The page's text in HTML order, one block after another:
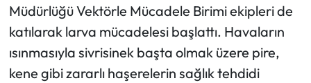
Müdürlüğü Vektörle Mücadele Birimi ekipleri de
katılarak larva mücadelesi başlattı. Havaların
ısınmasıyla sivrisinek başta olmak üzere pire,
kene gibi zararlı haşerelerin sağlık tehdidi